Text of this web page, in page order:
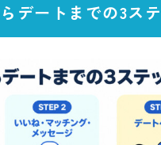
デートまでの3ス